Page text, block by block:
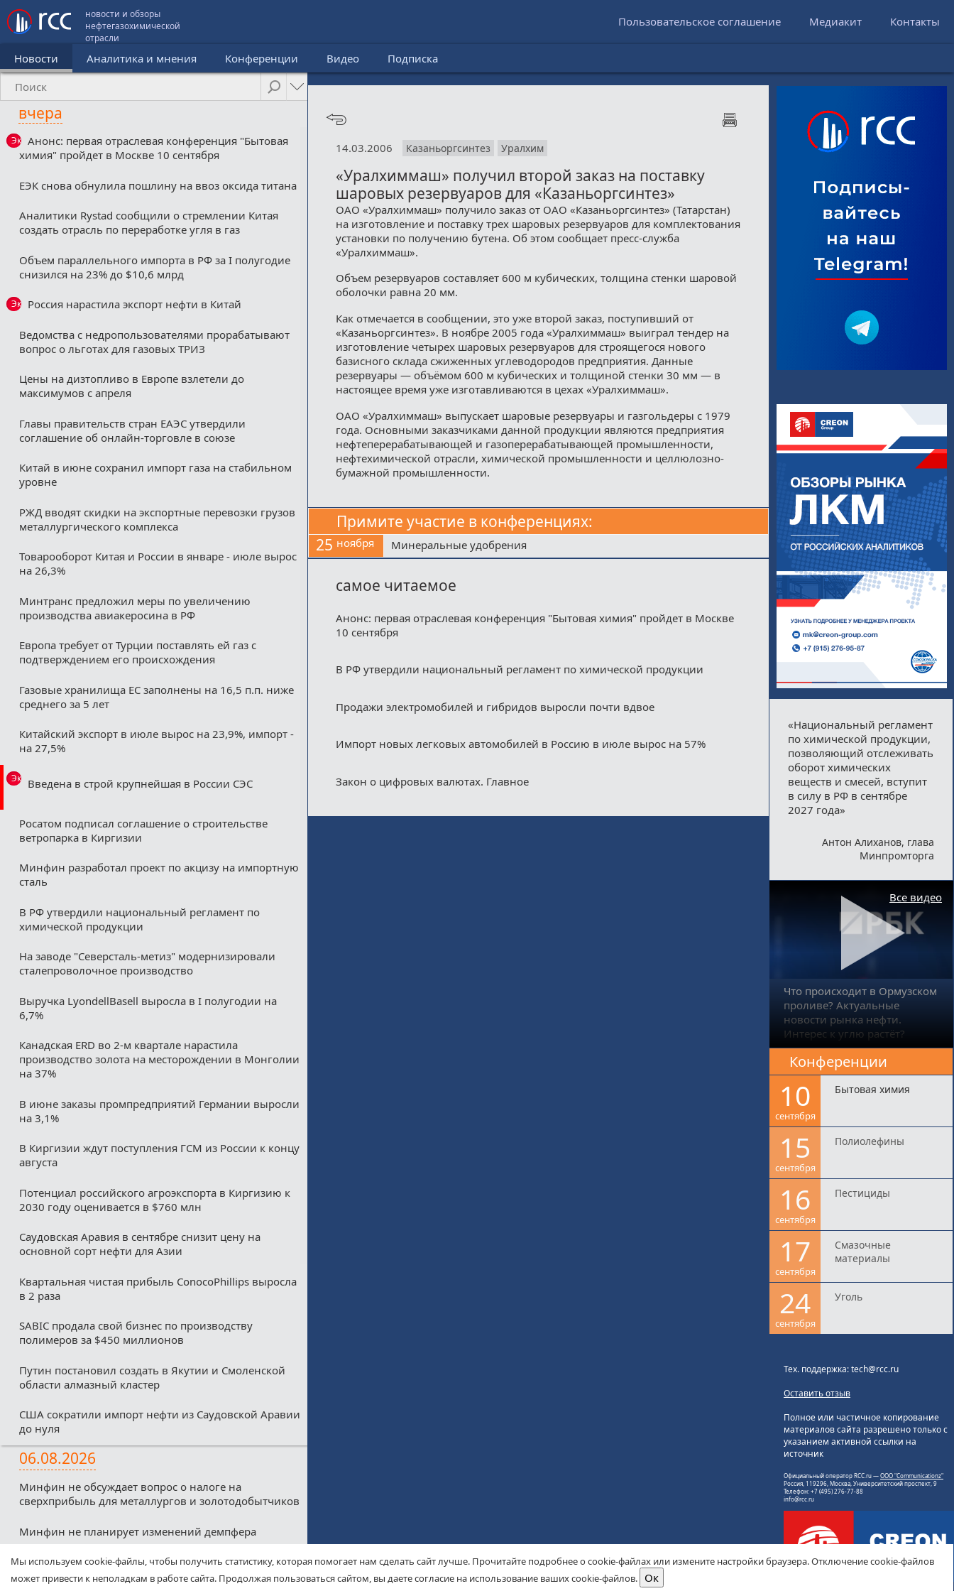
новости и обзоры
нефтегазохимической
отрасли
Пользовательское соглашение Медиакит Контакты
Новости Аналитика и мнения Конференции Видео Подписка
вчера
Эксклюзив
Анонс: первая отраслевая конференция "Бытовая
химия" пройдет в Москве 10 сентября
ЕЭК снова обнулила пошлину на ввоз оксида титана
Аналитики Rystad сообщили о стремлении Китая
создать отрасль по переработке угля в газ
Объем параллельного импорта в РФ за I полугодие
снизился на 23% до $10,6 млрд
Эксклюзив
Россия нарастила экспорт нефти в Китай
Ведомства с недропользователями прорабатывают
вопрос о льготах для газовых ТРИЗ
Цены на дизтопливо в Европе взлетели до
максимумов с апреля
Главы правительств стран ЕАЭС утвердили
соглашение об онлайн-торговле в союзе
Китай в июне сохранил импорт газа на стабильном
уровне
РЖД вводят скидки на экспортные перевозки грузов
металлургического комплекса
Товарооборот Китая и России в январе - июле вырос
на 26,3%
Минтранс предложил меры по увеличению
производства авиакеросина в РФ
Европа требует от Турции поставлять ей газ с
подтверждением его происхождения
Газовые хранилища ЕС заполнены на 16,5 п.п. ниже
среднего за 5 лет
Китайский экспорт в июле вырос на 23,9%, импорт -
на 27,5%
Эксклюзив
Введена в строй крупнейшая в России СЭС
Росатом подписал соглашение о строительстве
ветропарка в Киргизии
Минфин разработал проект по акцизу на импортную
сталь
В РФ утвердили национальный регламент по
химической продукции
На заводе "Северсталь-метиз" модернизировали
сталепроволочное производство
Выручка LyondellBasell выросла в I полугодии на
6,7%
Канадская ERD во 2-м квартале нарастила
производство золота на месторождении в Монголии
на 37%
В июне заказы промпредприятий Германии выросли
на 3,1%
В Киргизии ждут поступления ГСМ из России к концу
августа
Потенциал российского агроэкспорта в Киргизию к
2030 году оценивается в $760 млн
Саудовская Аравия в сентябре снизит цену на
основной сорт нефти для Азии
Квартальная чистая прибыль ConocoPhillips выросла
в 2 раза
SABIC продала свой бизнес по производству
полимеров за $450 миллионов
Путин постановил создать в Якутии и Смоленской
области алмазный кластер
США сократили импорт нефти из Саудовской Аравии
до нуля
06.08.2026
Минфин не обсуждает вопрос о налоге на
сверхприбыль для металлургов и золотодобытчиков
Минфин не планирует изменений демпфера
Минфин против любых налоговых льгот для малых
нефтекомпаний из-за дефицитного бюджета
14.03.2006 Казаньоргсинтез Уралхим
«Уралхиммаш» получил второй заказ на поставку
шаровых резервуаров для «Казаньоргсинтез»
ОАО «Уралхиммаш» получило заказ от ОАО «Казаньоргсинтез» (Татарстан)
на изготовление и поставку трех шаровых резервуаров для комплектования
установки по получению бутена. Об этом сообщает пресс-служба
«Уралхиммаш».
Объем резервуаров составляет 600 м кубических, толщина стенки шаровой
оболочки равна 20 мм.
Как отмечается в сообщении, это уже второй заказ, поступивший от
«Казаньоргсинтез». В ноябре 2005 года «Уралхиммаш» выиграл тендер на
изготовление четырех шаровых резервуаров для строящегося нового
базисного склада сжиженных углеводородов предприятия. Данные
резервуары — объёмом 600 м кубических и толщиной стенки 30 мм — в
настоящее время уже изготавливаются в цехах «Уралхиммаш».
ОАО «Уралхиммаш» выпускает шаровые резервуары и газгольдеры с 1979
года. Основными заказчиками данной продукции являются предприятия
нефтеперерабатывающей и газоперерабатывающей промышленности,
нефтехимической отрасли, химической промышленности и целлюлозно-
бумажной промышленности.
Примите участие в конференциях:
25 ноября Минеральные удобрения
самое читаемое
Анонс: первая отраслевая конференция "Бытовая химия" пройдет в Москве
10 сентября
В РФ утвердили национальный регламент по химической продукции
Продажи электромобилей и гибридов выросли почти вдвое
Импорт новых легковых автомобилей в Россию в июле вырос на 57%
Закон о цифровых валютах. Главное
«Национальный регламент
по химической продукции,
позволяющий отслеживать
оборот химических
веществ и смесей, вступит
в силу в РФ в сентябре
2027 года»
Антон Алиханов, глава
Минпромторга
Что происходит в Ормузском
проливе? Актуальные
новости рынка нефти.
Интерес к углю растёт?
Все видео
Конференции
10
сентября
Бытовая химия
15
сентября
Полиолефины
16
сентября
Пестициды
17
сентября
Смазочные
материалы
24
сентября
Уголь
Тех. поддержка: tech@rcc.ru
Оставить отзыв
Полное или частичное копирование
материалов сайта разрешено только с
указанием активной ссылки на
источник
Официальный оператор RCC.ru —ООО "Communicationz"
Россия, 119296, Москва, Университетский проспект, 9
Телефон: +7 (495) 276-77-88
info@rcc.ru
Мы используем cookie-файлы, чтобы получить статистику, которая помогает нам сделать сайт лучше. Прочитайте подробнее о cookie-файлах или измените настройки браузера. Отключение cookie-файлов
может привести к неполадкам в работе сайта. Продолжая пользоваться сайтом, вы даете согласие на использование ваших cookie-файлов.